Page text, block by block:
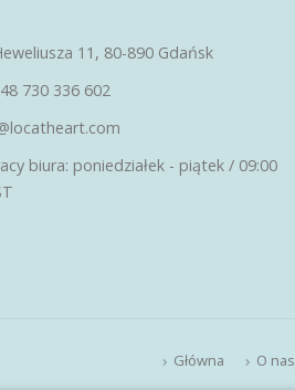
11, 80-890 Gdańsk
730 336 602
biura: poniedziałek - piątek / 09:00
Główna O nas